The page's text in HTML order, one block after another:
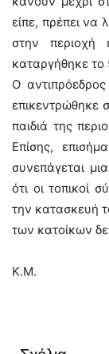
είπε, πρέπει να
στην περιοχή
καταργήθηκε
Ο
επικεντρώθηκε
παιδιά της
Επίσης,
συνεπάγεται
ότι οι τοπικοί
την κατασκευή
των κατοίκων
Κ.Μ.